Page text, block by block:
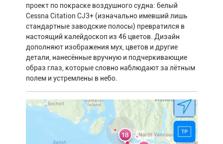
проект по покраске воздушного судна: белый
Cessna Citation CJ3+ (изначально имевший лишь
стандартные заводские полосы) превратился в
настоящий калейдоскоп из 46 цветов. Дизайн
дополняют изображения мух, цветов и другие
детали, нанесённые вручную и подчеркивающие
образ глаз, которые словно наблюдают за лётным
полем и устремлены в небо.